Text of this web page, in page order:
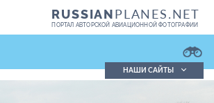
RUSSIANPLANES.NET
ПОРТАЛ АВТОРСКОЙ АВИАЦИОННОЙ ФОТОГРАФИИ
НАШИ САЙТЫ